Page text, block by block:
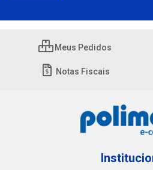
Meus Pedidos
Notas Fiscais